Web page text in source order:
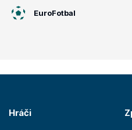
EuroFotbal
Hráči